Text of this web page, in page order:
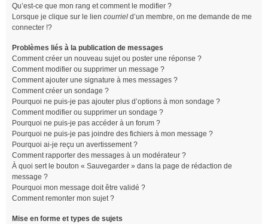
Qu’est-ce que mon rang et comment le modifier ?
Lorsque je clique sur le lien courriel d’un membre, on me demande de me
connecter !?
Problèmes liés à la publication de messages
Comment créer un nouveau sujet ou poster une réponse ?
Comment modifier ou supprimer un message ?
Comment ajouter une signature à mes messages ?
Comment créer un sondage ?
Pourquoi ne puis-je pas ajouter plus d’options à mon sondage ?
Comment modifier ou supprimer un sondage ?
Pourquoi ne puis-je pas accéder à un forum ?
Pourquoi ne puis-je pas joindre des fichiers à mon message ?
Pourquoi ai-je reçu un avertissement ?
Comment rapporter des messages à un modérateur ?
À quoi sert le bouton « Sauvegarder » dans la page de rédaction de
message ?
Pourquoi mon message doit être validé ?
Comment remonter mon sujet ?
Mise en forme et types de sujets